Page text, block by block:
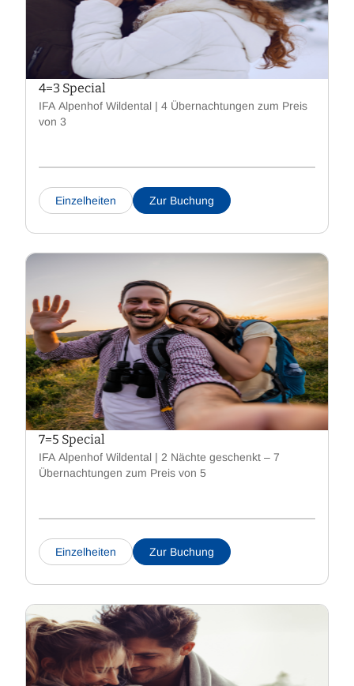
4=3 Special
IFA Alpenhof Wildental | 4 Übernachtungen zum Preis
von 3
Einzelheiten Zur Buchung
7=5 Special
IFA Alpenhof Wildental | 2 Nächte geschenkt – 7
Übernachtungen zum Preis von 5
Einzelheiten Zur Buchung